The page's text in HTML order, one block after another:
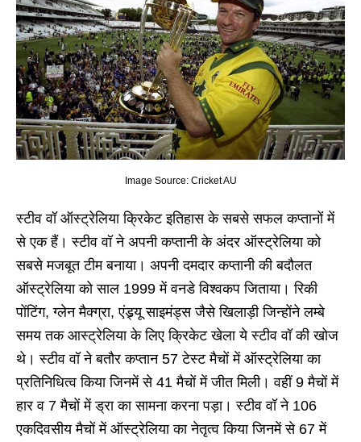
Image Source: Cricket AU
स्टीव वॉ ऑस्ट्रेलिया क्रिकेट इतिहास के सबसे सफल कप्तानों में
से एक हैं। स्टीव वॉ ने अपनी कप्तानी के अंदर ऑस्ट्रेलिया को
सबसे मजबूत टीम बनाया। अपनी दमदार कप्तानी की बदौलत
ऑस्ट्रेलिया को साल 1999 में वनडे विश्वकप जिताया। रिकी
पोंटिंग, ग्लेन मैक्ग्रा, एंड्र्यू साइमंड्स जैसे खिलाड़ी जिन्होंने लम्बे
समय तक आस्ट्रेलिया के लिए क्रिकेट खेला ये स्टीव वॉ की खोज
थे। स्टीव वॉ ने बतौर कप्तान 57 टेस्ट मैचों में ऑस्ट्रेलिया का
प्रतिनिधित्व किया जिनमें से 41 मैचों में जीत मिली। वहीं 9 मैचों में
हार व 7 मैचों में ड्रा का सामना करना पड़ा। स्टीव वॉ ने 106
एकदिवसीय मैचों में ऑस्ट्रेलिया का नेतृत्व किया जिनमें से 67 में